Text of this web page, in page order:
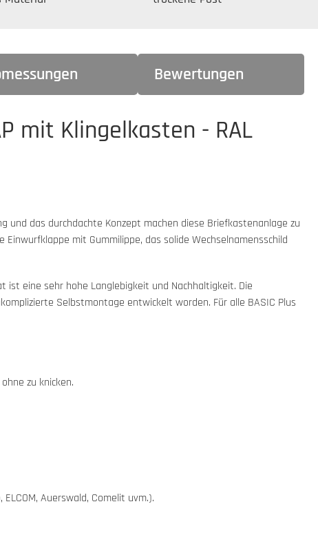
Bewertungen
mit Klingelkasten - RAL
das durchdachte Konzept machen diese Briefkastenanlage zu
mit Gummilippe, das solide Wechselnamensschild
ist eine sehr hohe Langlebigkeit und Nachhaltigkeit. Die
Selbstmontage entwickelt worden. Für alle BASIC Plus
zu knicken.
Auerswald, Comelit uvm.).